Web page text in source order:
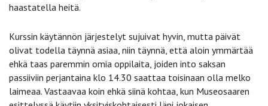
haastatella heitä.
Kurssin käytännön järjestelyt sujuivat hyvin, mutta päivät
olivat todella täynnä asiaa, niin täynnä, että aloin ymmärtää
ehkä taas paremmin omia oppilaita, joiden into saksan
passiiviin perjantaina klo 14.30 saattaa toisinaan olla melko
laimeaa. Vastaavaa koin ehkä siinä kohtaa, kun Museosaaren